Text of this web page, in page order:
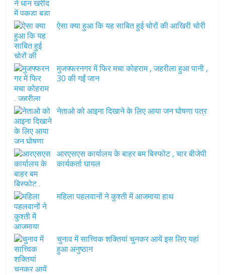
ऐसा क्या हुआ कि यह साबित हुई चोरों की आखिरी चोरी
मुजफ्फरनगर में फिर मचा कोहराम , जहरीला हुआ पानी ,
30 की गईं जान
नेताओ को आइना दिखाने के लिए आया जन घोषणा पत्र
आरएसएस कार्यालय के बाहर बम बिस्फोट , चार बीजेपी
कार्यकर्ता घायल
महिला पहलवानों ने कुश्ती में आजमाया हाथ
चुनाव में सात्त्विक शक्तियां चुनकर आयें इस लिए यहां
हुआ अनुष्ठान